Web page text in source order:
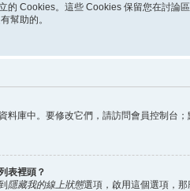
的 Cookies。這些 Cookies 保留您在討
幫助的。
料庫中。要修改它們，請訪問會員控制台
表裡頭？
隱藏我的線上狀態選項，啟用這個選項，